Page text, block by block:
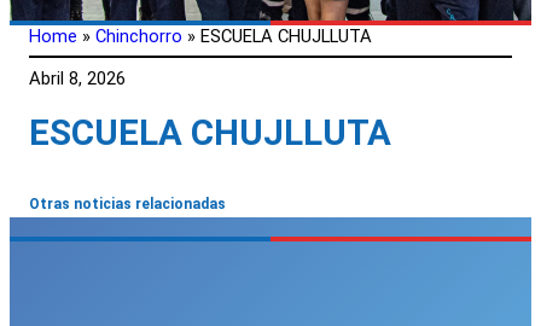
Home » Chinchorro » ESCUELA CHUJLLUTA
Abril 8, 2026
ESCUELA CHUJLLUTA
Otras noticias relacionadas